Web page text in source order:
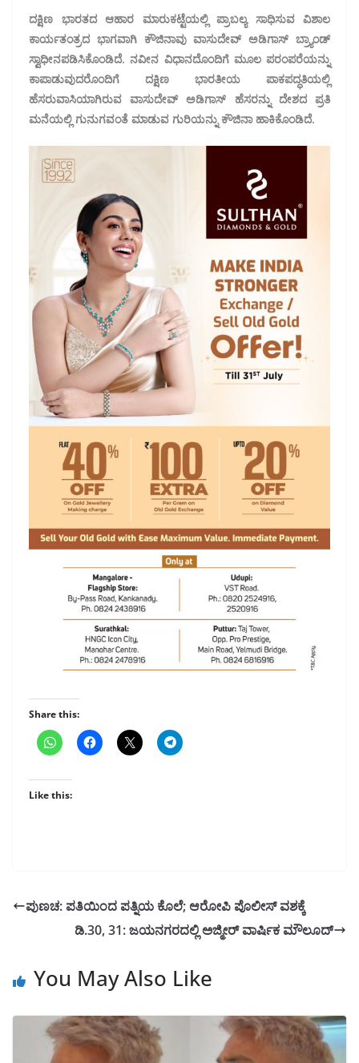
ದಕ್ಷಿಣ ಭಾರತದ ಆಹಾರ ಮಾರುಕಟ್ಟೆಯಲ್ಲಿ ಪ್ರಾಬಲ್ಯ ಸಾಧಿಸುವ ವಿಶಾಲ
ಕಾರ್ಯತಂತ್ರದ ಭಾಗವಾಗಿ ಕೌಜಿನಾವು ವಾಸುದೇವ್ ಅಡಿಗಾಸ್ ಬ್ರ್ಯಾಂಡ್
ಸ್ವಾಧೀನಪಡಿಸಿಕೊಂಡಿದೆ. ನವೀನ ವಿಧಾನದೊಂದಿಗೆ ಮೂಲ ಪರಂಪರೆಯನ್ನು
ಕಾಪಾಡುವುದರೊಂದಿಗೆ ದಕ್ಷಿಣ ಭಾರತೀಯ ಪಾಕಪದ್ಧತಿಯಲ್ಲಿ
ಹೆಸರುವಾಸಿಯಾಗಿರುವ ವಾಸುದೇವ್ ಅಡಿಗಾಸ್ ಹೆಸರನ್ನು ದೇಶದ ಪ್ರತಿ
ಮನೆಯಲ್ಲಿ ಗುನುಗವಂತೆ ಮಾಡುವ ಗುರಿಯನ್ನು ಕೌಜಿನಾ ಹಾಕಿಕೊಂಡಿದೆ.
Share this:
Like this:
ಪುಣಚ: ಪತಿಯಿಂದ ಪತ್ನಿಯ ಕೊಲೆ; ಆರೋಪಿ ಪೊಲೀಸ್ ವಶಕ್ಕೆ
ಡಿ.30, 31: ಜಯನಗರದಲ್ಲಿ ಅಜ್ಮೀರ್ ವಾರ್ಷಿಕ ಮೌಲೂದ್
You May Also Like